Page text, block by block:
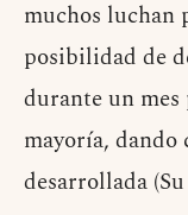
muchos luchan
posibilidad de
durante un
mayoría, dando
desarrollada